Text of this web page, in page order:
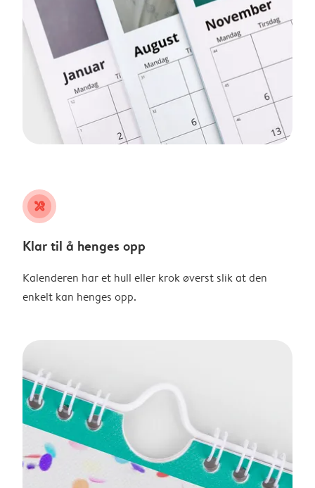
tools
Klar til å henges opp
Kalenderen har et hull eller krok øverst slik at den
enkelt kan henges opp.